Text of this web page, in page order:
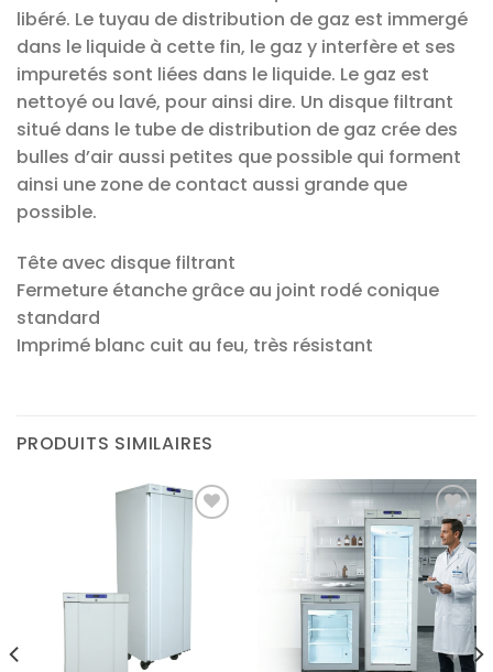
libéré. Le tuyau de distribution de gaz est immergé
dans le liquide à cette fin, le gaz y interfère et ses
impuretés sont liées dans le liquide. Le gaz est
nettoyé ou lavé, pour ainsi dire. Un disque filtrant
situé dans le tube de distribution de gaz crée des
bulles d’air aussi petites que possible qui forment
ainsi une zone de contact aussi grande que
possible.
Tête avec disque filtrant
Fermeture étanche grâce au joint rodé conique
standard
Imprimé blanc cuit au feu, très résistant
PRODUITS SIMILAIRES
Ajouter
à la liste
d’envies